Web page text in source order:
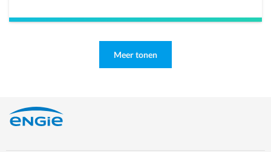
Meer tonen